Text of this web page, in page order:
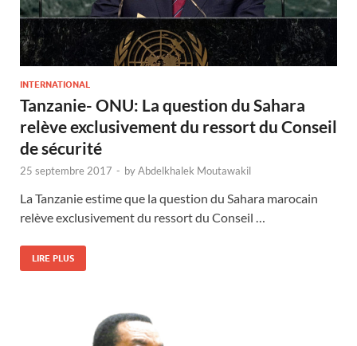
INTERNATIONAL
Tanzanie- ONU: La question du Sahara
relève exclusivement du ressort du Conseil
de sécurité
25 septembre 2017 - byAbdelkhalek Moutawakil
La Tanzanie estime que la question du Sahara marocain
relève exclusivement du ressort du Conseil …
LIRE PLUS